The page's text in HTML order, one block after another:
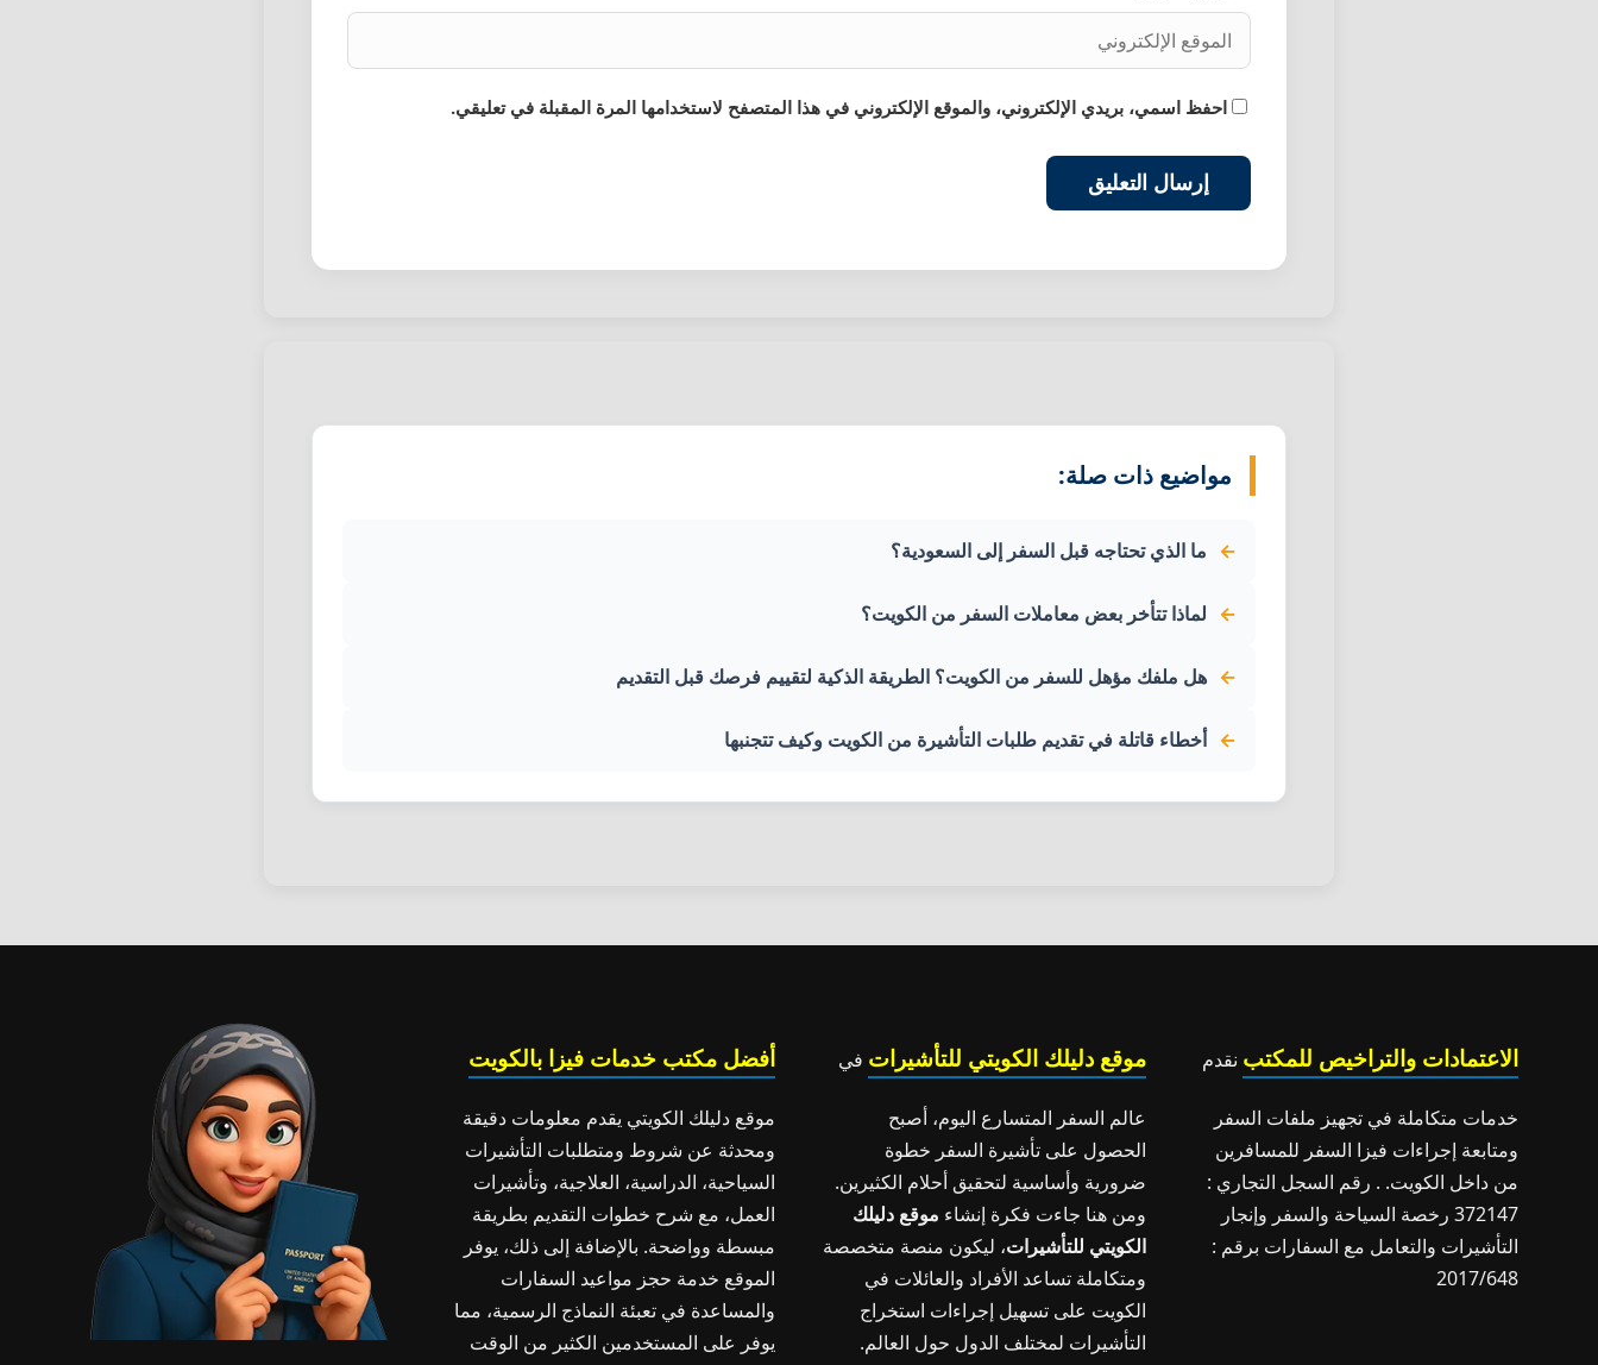
احفظ اسمي، بريدي الإلكتروني، والموقع الإلكتروني في هذا المتصفح لاستخدامها المرة المقبلة في تعليقي.
مواضيع ذات صلة:
ما الذي تحتاجه قبل السفر إلى السعودية؟
لماذا تتأخر بعض معاملات السفر من الكويت؟
هل ملفك مؤهل للسفر من الكويت؟ الطريقة الذكية لتقييم فرصك قبل التقديم
أخطاء قاتلة في تقديم طلبات التأشيرة من الكويت وكيف تتجنبها
الاعتمادات والتراخيص للمكتب نقدم
خدمات متكاملة في تجهيز ملفات السفر
ومتابعة إجراءات فيزا السفر للمسافرين
من داخل الكويت. . رقم السجل التجاري :
372147 رخصة السياحة والسفر وإنجار
التأشيرات والتعامل مع السفارات برقم :
2017/648
موقع دليلك الكويتي للتأشيرات في
عالم السفر المتسارع اليوم، أصبح
الحصول على تأشيرة السفر خطوة
ضرورية وأساسية لتحقيق أحلام الكثيرين.
ومن هنا جاءت فكرة إنشاء موقع دليلك
الكويتي للتأشيرات، ليكون منصة متخصصة
ومتكاملة تساعد الأفراد والعائلات في
الكويت على تسهيل إجراءات استخراج
التأشيرات لمختلف الدول حول العالم.
أفضل مكتب خدمات فيزا بالكويت
موقع دليلك الكويتي يقدم معلومات دقيقة
ومحدثة عن شروط ومتطلبات التأشيرات
السياحية، الدراسية، العلاجية، وتأشيرات
العمل، مع شرح خطوات التقديم بطريقة
مبسطة وواضحة. بالإضافة إلى ذلك، يوفر
الموقع خدمة حجز مواعيد السفارات
والمساعدة في تعبئة النماذج الرسمية، مما
يوفر على المستخدمين الكثير من الوقت